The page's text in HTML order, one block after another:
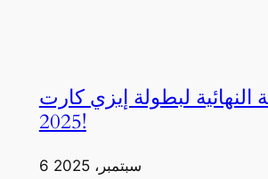
النهائية لبطولة إيزي كارت
2025!
6 سبتمبر، 2025